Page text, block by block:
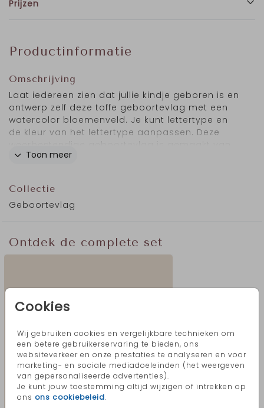
Cookies
Wij gebruiken cookies en vergelijkbare technieken om
een betere gebruikerservaring te bieden, ons
websiteverkeer en onze prestaties te analyseren en voor
marketing- en sociale mediadoeleinden (het weergeven
van gepersonaliseerde advertenties).
Je kunt jouw toestemming altijd wijzigen of intrekken op
ons ons cookiebeleid.
Prijzen
Productinformatie
Omschrijving
Laat iedereen zien dat jullie kindje geboren is en
ontwerp zelf deze toffe geboortevlag met een
watercolor bloemenveld. Je kunt lettertype en
de kleur van het lettertype aanpassen. Deze
PVC, een dik weerbestendige stof waardoor je
aan de bovenzijde van de de vlag waar je een
normalen vlaggenstok in kunt steken.
Toon meer
Collectie
Geboortevlag
Ontdek de complete set